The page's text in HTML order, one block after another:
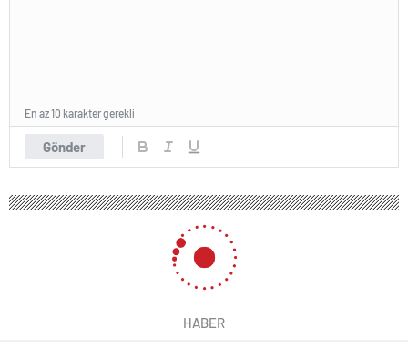
Gönder
En az 10 karakter gerekli
HABER